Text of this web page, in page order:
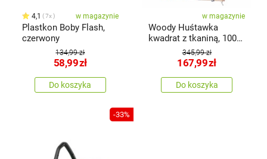
4,1 7x w magazynie
Plastkon Boby Flash,
czerwony
134,99 zł
58,99zł
Do koszyka
w magazynie
Woody Huśtawka
kwadrat z tkaniną, 100
345,99 zł
167,99zł
Do koszyka
-33%